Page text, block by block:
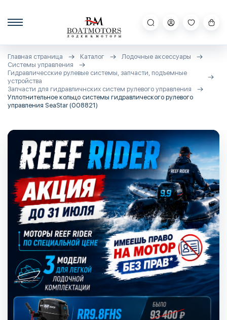
Главная страница Каталог
Лодочные аксессуары
Системы управления
Гидравличесские рулевые системы, запчасти, подъемные
устройства
Запчасти для гидравличнских систем рулевого управления
Уплотнительное кольцо системы гидравлического рулевого
управления SeaStar (008821)